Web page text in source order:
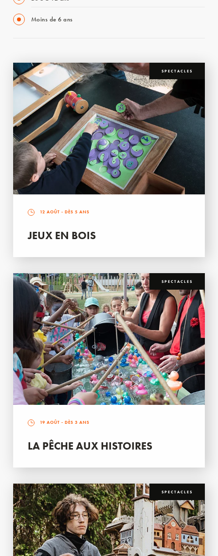
Moins de 6 ans
SPECTACLES
12 AOÛT - DÈS 5 ANS
JEUX EN BOIS
SPECTACLES
19 AOÛT - DÈS 3 ANS
LA PÊCHE AUX HISTOIRES
SPECTACLES